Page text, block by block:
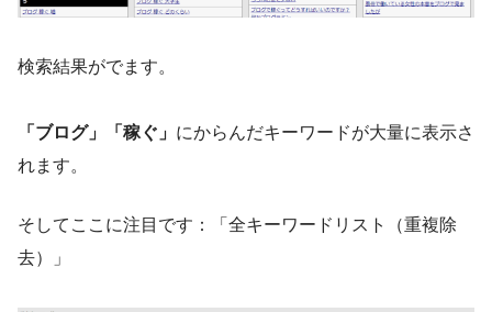
検索結果がでます。
「ブログ」「稼ぐ」 にからんだキーワードが大量に表示さ
れます。
そしてここに注目です：
「全キーワードリスト（重複除
去）」